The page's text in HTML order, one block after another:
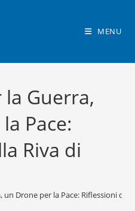
MENU
Guerra,
Pace:
Riva di
un Drone per la Pace: Riflessioni